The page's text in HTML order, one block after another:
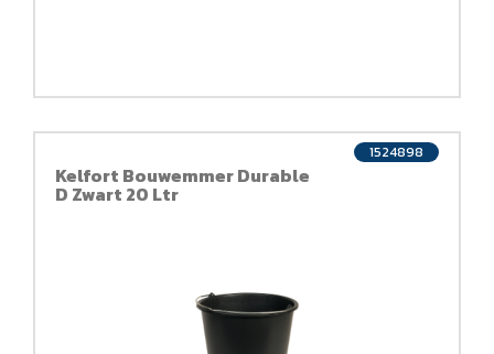
Kelfort Bouwemmer Durable
D Zwart 20 Ltr
1524898